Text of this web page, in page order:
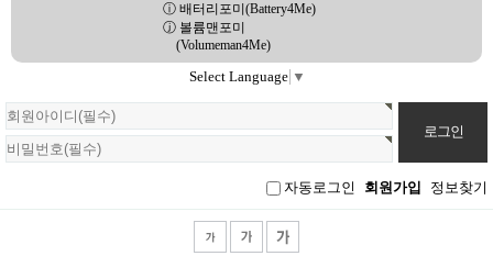
ⓘ 배터리포미(Battery4Me)
ⓙ 볼륨맨포미
(Volumeman4Me)
Select Language ▼
회
원
로
그
자동로그인 회원가입 정보찾기